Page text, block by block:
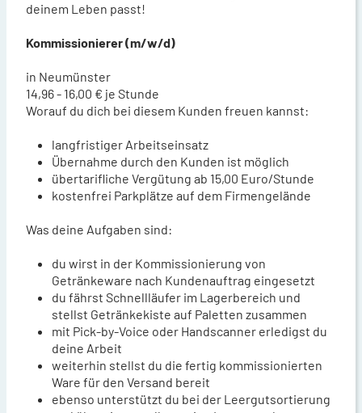
deinem Leben passt!
Kommissionierer (m/w/d)
in Neumünster
14,96 - 16,00 € je Stunde
Worauf du dich bei diesem Kunden freuen kannst:
langfristiger Arbeitseinsatz
Übernahme durch den Kunden ist möglich
übertarifliche Vergütung ab 15,00 Euro/Stunde
kostenfrei Parkplätze auf dem Firmengelände
Was deine Aufgaben sind:
du wirst in der Kommissionierung von
Getränkeware nach Kundenauftrag eingesetzt
du fährst Schnellläufer im Lagerbereich und
stellst Getränkekiste auf Paletten zusammen
mit Pick-by-Voice oder Handscanner erledigst du
deine Arbeit
weiterhin stellst du die fertig kommissionierten
Ware für den Versand bereit
ebenso unterstützt du bei der Leergutsortierung